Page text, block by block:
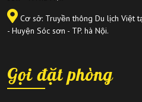
Cơ sở: Truyền thông Du lịch Việt
- Huyện Sóc sơn - TP. hà Nội.
Gọi đặt phòng